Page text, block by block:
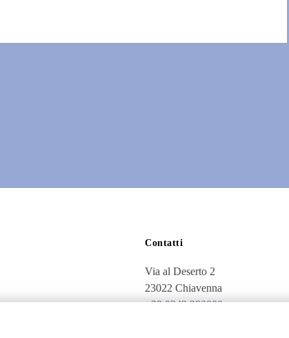
Contatti
Via al Deserto 2
23022 Chiavenna
+39 0343 290000